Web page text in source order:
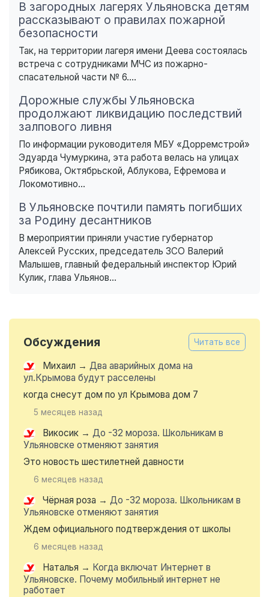
В загородных лагерях Ульяновска детям
рассказывают о правилах пожарной
безопасности
Так, на территории лагеря имени Деева состоялась
встреча с сотрудниками МЧС из пожарно-
спасательной части № 6....
Дорожные службы Ульяновска
продолжают ликвидацию последствий
залпового ливня
По информации руководителя МБУ «Дорремстрой»
Эдуарда Чумуркина, эта работа велась на улицах
Рябикова, Октябрьской, Аблукова, Ефремова и
Локомотивно...
В Ульяновске почтили память погибших
за Родину десантников
В мероприятии приняли участие губернатор
Алексей Русских, председатель ЗСО Валерий
Малышев, главный федеральный инспектор Юрий
Кулик, глава Ульянов...
Обсуждения Читать все
Михаил → Два аварийных дома на
ул.Крымова будут расселены
когда снесут дом по ул Крымова дом 7
5 месяцев назад
Викосик → До -32 мороза. Школьникам в
Ульяновске отменяют занятия
Это новость шестилетней давности
6 месяцев назад
Чёрная роза → До -32 мороза. Школьникам в
Ульяновске отменяют занятия
Ждем официального подтверждения от школы
6 месяцев назад
Наталья → Когда включат Интернет в
Ульяновске. Почему мобильный интернет не
работает